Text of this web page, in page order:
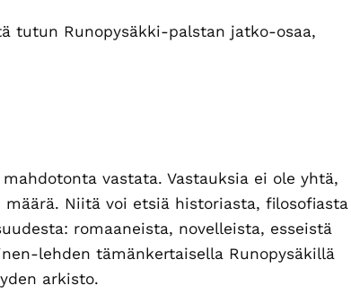
tutun Runopysäkki-palstan jatko-osaa,
vastata. Vastauksia ei ole yhtä,
Niitä voi etsiä historiasta, filosofiasta
romaaneista, novelleista, esseistä
lehden tämänkertaisella Runopysäkillä
arkisto.